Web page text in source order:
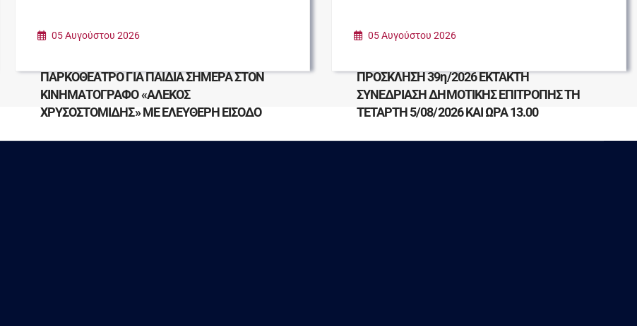
05 Αυγούστου 2026
ΠΑΡΚΟΘΕΑΤΡΟ ΓΙΑ ΠΑΙΔΙΑ ΣΗΜΕΡΑ ΣΤΟΝ
ΚΙΝΗΜΑΤΟΓΡΑΦΟ «ΑΛΕΚΟΣ
ΧΡΥΣΟΣΤΟΜΙΔΗΣ» ΜΕ ΕΛΕΥΘΕΡΗ ΕΙΣΟΔΟ
05 Αυγούστου 2026
ΠΡΟΣΚΛΗΣΗ 39η/2026 ΕΚΤΑΚΤΗ
ΣΥΝΕΔΡΙΑΣΗ ΔΗΜΟΤΙΚΗΣ ΕΠΙΤΡΟΠΗΣ ΤΗ
ΤΕΤΑΡΤΗ 5/08/2026 ΚΑΙ ΩΡΑ 13.00